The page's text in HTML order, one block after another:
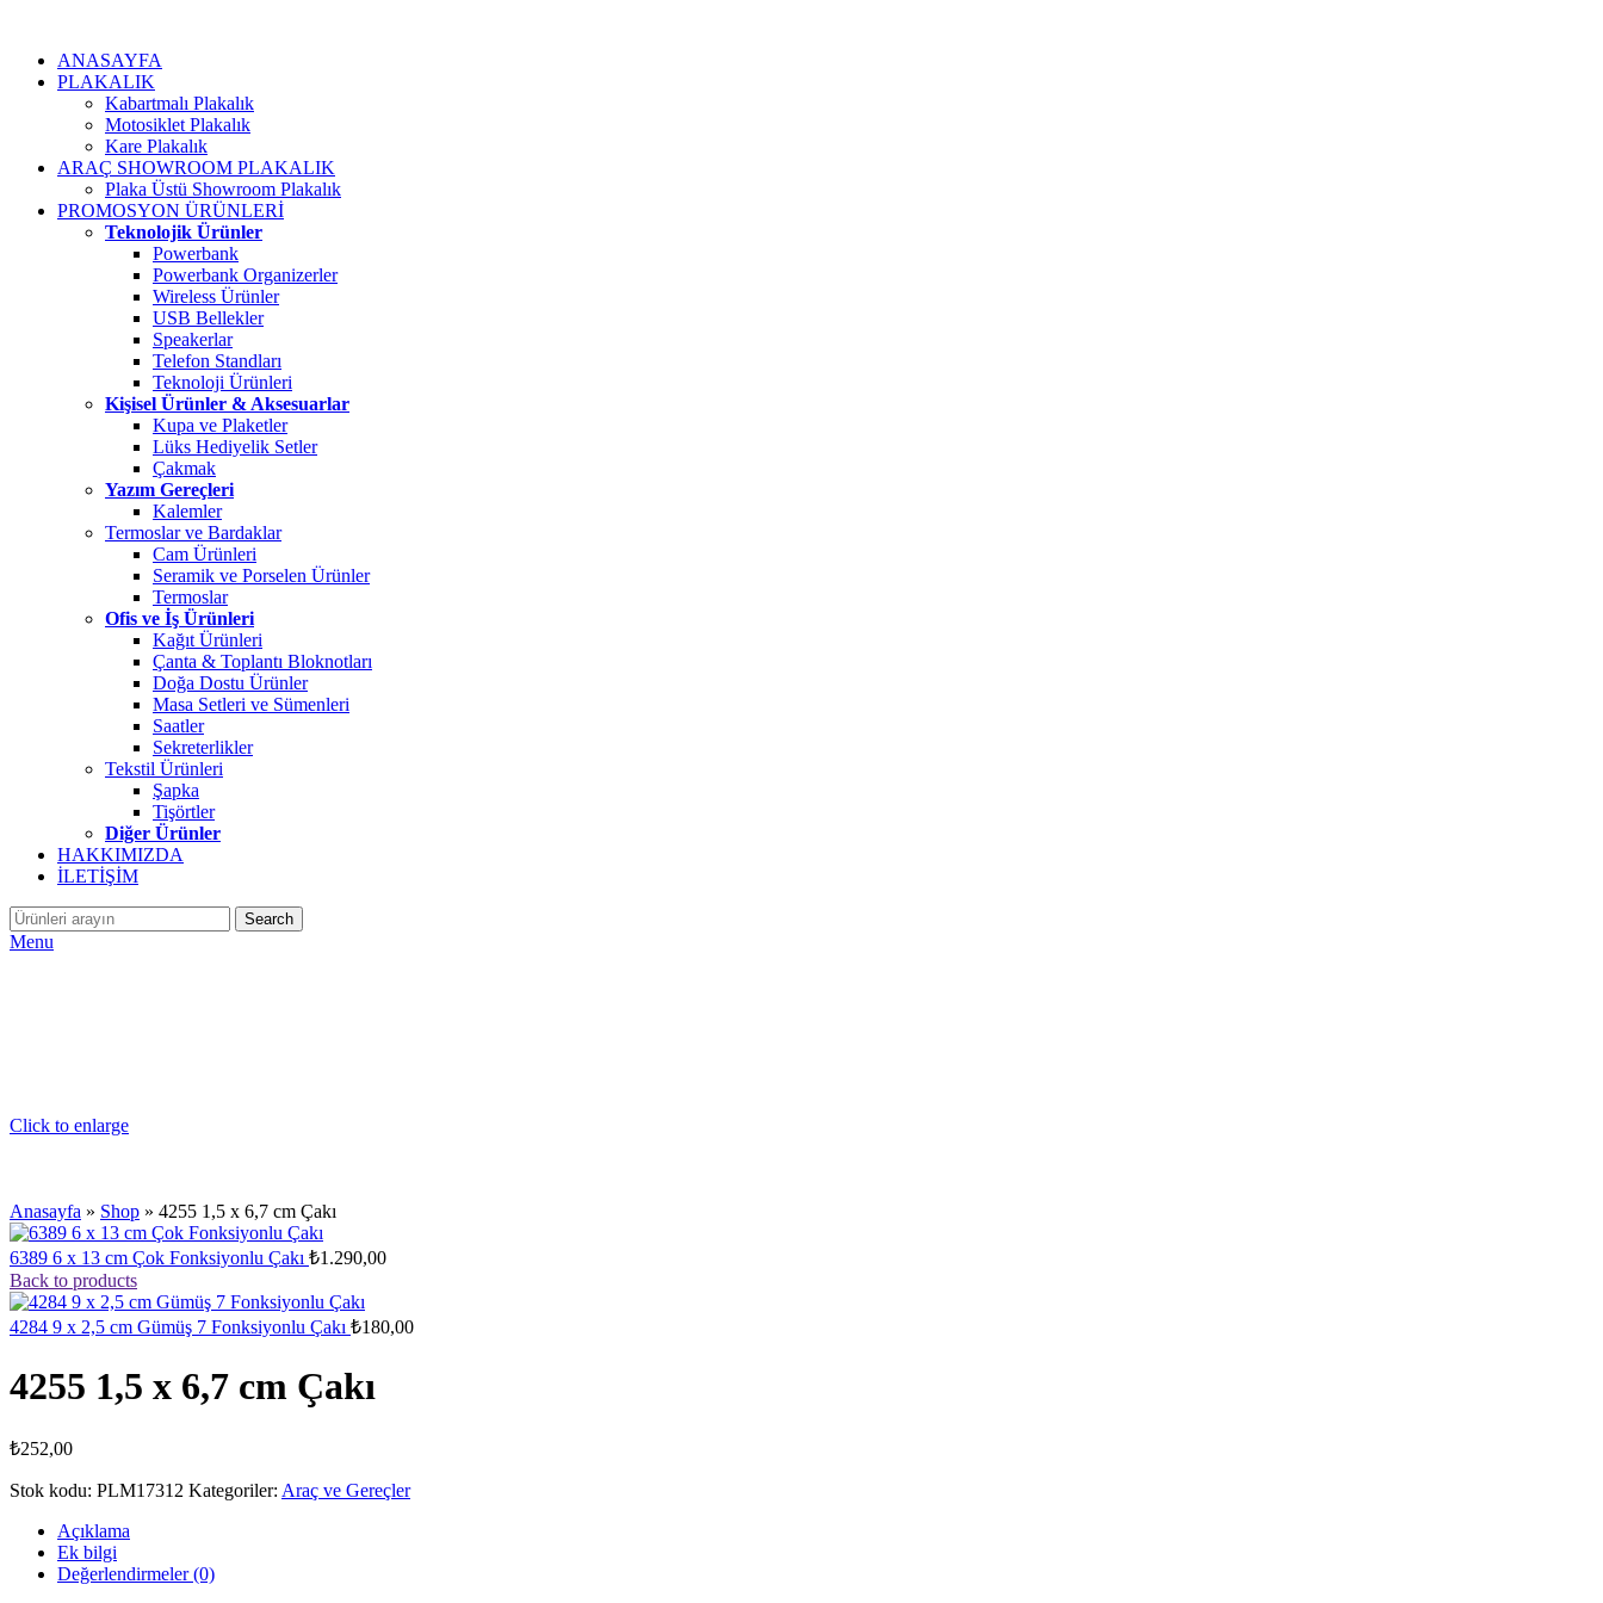
ANASAYFA
PLAKALIK
Kabartmalı Plakalık
Motosiklet Plakalık
Kare Plakalık
ARAÇ SHOWROOM PLAKALIK
Plaka Üstü Showroom Plakalık
PROMOSYON ÜRÜNLERİ
Teknolojik Ürünler
Powerbank
Powerbank Organizerler
Wireless Ürünler
USB Bellekler
Speakerlar
Telefon Standları
Teknoloji Ürünleri
Kişisel Ürünler & Aksesuarlar
Kupa ve Plaketler
Lüks Hediyelik Setler
Çakmak
Yazım Gereçleri
Kalemler
Termoslar ve Bardaklar
Cam Ürünleri
Seramik ve Porselen Ürünler
Termoslar
Ofis ve İş Ürünleri
Kağıt Ürünleri
Çanta & Toplantı Bloknotları
Doğa Dostu Ürünler
Masa Setleri ve Sümenleri
Saatler
Sekreterlikler
Tekstil Ürünleri
Şapka
Tişörtler
Diğer Ürünler
HAKKIMIZDA
İLETİŞİM
Search
Menu
Click to enlarge
Anasayfa » Shop » 4255 1,5 x 6,7 cm Çakı
6389 6 x 13 cm Çok Fonksiyonlu Çakı ₺1.290,00
Back to products
4284 9 x 2,5 cm Gümüş 7 Fonksiyonlu Çakı ₺180,00
4255 1,5 x 6,7 cm Çakı
₺252,00
Stok kodu: PLM17312 Kategoriler: Araç ve Gereçler
Açıklama
Ek bilgi
Değerlendirmeler (0)